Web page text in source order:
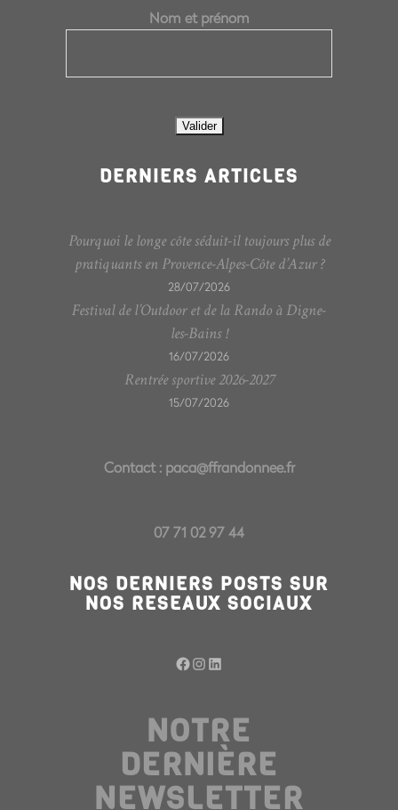
Nom et prénom
DERNIERS ARTICLES
Pourquoi le longe côte séduit-il toujours plus de
pratiquants en Provence-Alpes-Côte d’Azur ?
28/07/2026
Festival de l’Outdoor et de la Rando à Digne-
les-Bains !
16/07/2026
Rentrée sportive 2026-2027
15/07/2026
Contact : paca@ffrandonnee.fr
07 71 02 97 44
NOS DERNIERS POSTS SUR
NOS RESEAUX SOCIAUX
Facebook
Instagram
LinkedIn
NOTRE
DERNIÈRE
NEWSLETTER